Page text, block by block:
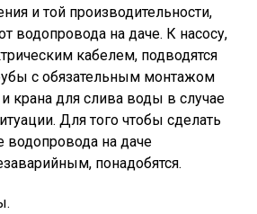
и той производительности,
водопровода на даче. К насосу,
кабелем, подводятся
с обязательным монтажом
крана для слива воды в случае
Для того чтобы сделать
водопровода на даче
понадобятся.